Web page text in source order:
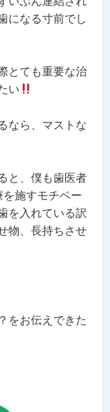
になる寸前でし
とても重要な治
い
なら、マストな
と、僕も歯医者
施すモチベー
を入れている訳
物、長持ちさせ
をお伝えできた